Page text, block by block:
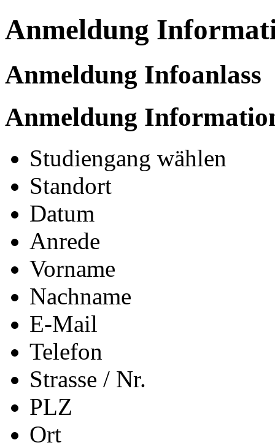
Anmeldung
Anmeldung Infoanlass
Anmeldung
Studiengang wählen
Standort
Datum
Anrede
Vorname
Nachname
E-Mail
Telefon
Strasse / Nr.
PLZ
Ort